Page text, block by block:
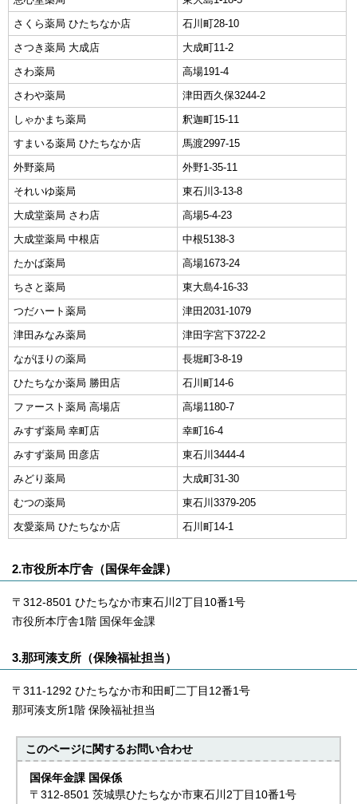
さくら薬局 ひたちなか店
石川町28-10
さつき薬局 大成店
大成町11-2
さわ薬局
高場191-4
さわや薬局
津田西久保3244-2
しゃかまち薬局
釈迦町15-11
すまいる薬局 ひたちなか店
馬渡2997-15
外野薬局
外野1-35-11
それいゆ薬局
東石川3-13-8
大成堂薬局 さわ店
高場5-4-23
大成堂薬局 中根店
中根5138-3
たかば薬局
高場1673-24
ちさと薬局
東大島4-16-33
つだハート薬局
津田2031-1079
津田みなみ薬局
津田字宮下3722-2
ながほりの薬局
長堀町3-8-19
ひたちなか薬局 勝田店
石川町14-6
ファースト薬局 高場店
高場1180-7
みすず薬局 幸町店
幸町16-4
みすず薬局 田彦店
東石川3444-4
みどり薬局
大成町31-30
むつの薬局
東石川3379-205
友愛薬局 ひたちなか店
石川町14-1
2.市役所本庁舎（国保年金課）
〒312-8501 ひたちなか市東石川2丁目10番1号
市役所本庁舎1階 国保年金課
3.那珂湊支所（保険福祉担当）
〒311-1292 ひたちなか市和田町二丁目12番1号
那珂湊支所1階 保険福祉担当
このページに関するお問い合わせ
国保年金課 国保係
〒312-8501 茨城県ひたちなか市東石川2丁目10番1号